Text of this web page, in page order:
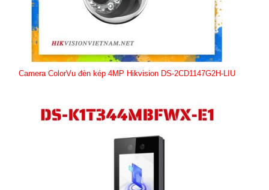
Camera ColorVu đèn kép 4MP Hikvision DS-2CD1147G2H-LIU